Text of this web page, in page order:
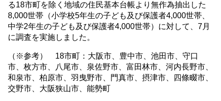
る18市町を除く地域の住民基本台帳より無作為抽出した
8,000世帯（小学校5年生の子ども及び保護者4,000世帯、
中学2年生の子ども及び保護者4,000世帯）に対して、7月
に調査を実施しました。
（※参考） 18市町：大阪市、豊中市、池田市、守口
市、枚方市、八尾市、泉佐野市、富田林市、河内長野市、
和泉市、柏原市、羽曳野市、門真市、摂津市、四條畷市、
交野市、大阪狭山市、能勢町